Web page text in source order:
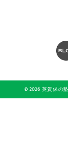
© 2026 英賀保の